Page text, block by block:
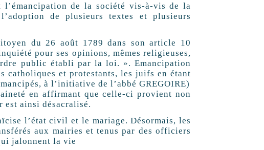
de la société vis-à-vis de la
de plusieurs textes et plusieurs
du 26 août 1789 dans son article 10
pour ses opinions, mêmes religieuses,
public établi par la loi. ». Emancipation
catholiques et protestants, les juifs en étant
à l’initiative de l’abbé GREGOIRE)
en affirmant que celle-ci provient non
ainsi désacralisé.
l’état civil et le mariage. Désormais, les
aux mairies et tenus par des officiers
jalonnent la vie